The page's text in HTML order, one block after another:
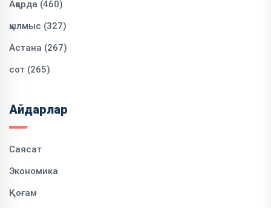
Ақорда (460)
қылмыс (327)
Астана (267)
сот (265)
Айдарлар
Саясат
Экономика
Қоғам